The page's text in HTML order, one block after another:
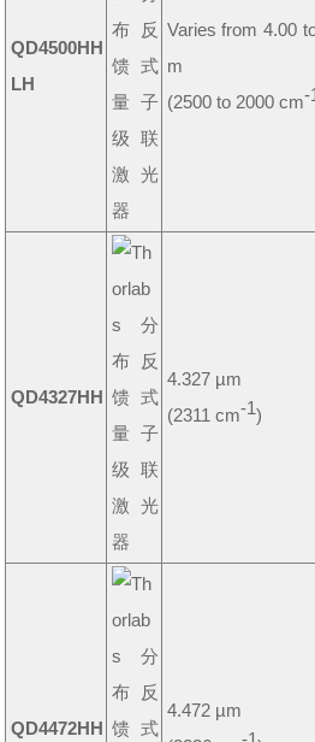
QD4500HH
LH
Varies from 4.00
m
(2500 to 2000 cm-
QD4327HH
4.327 µm
(2311 cm-1)
QD4472HH
4.472 µm